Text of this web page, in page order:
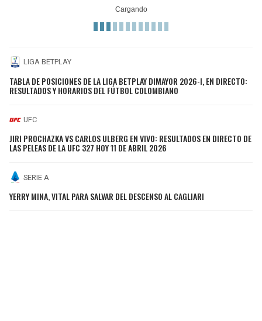
LIGA BETPLAY
TABLA DE POSICIONES DE LA LIGA BETPLAY DIMAYOR 2026-I, EN DIRECTO:
RESULTADOS Y HORARIOS DEL FÚTBOL COLOMBIANO
UFC
JIRI PROCHAZKA VS CARLOS ULBERG EN VIVO: RESULTADOS EN DIRECTO DE
LAS PELEAS DE LA UFC 327 HOY 11 DE ABRIL 2026
SERIE A
YERRY MINA, VITAL PARA SALVAR DEL DESCENSO AL CAGLIARI